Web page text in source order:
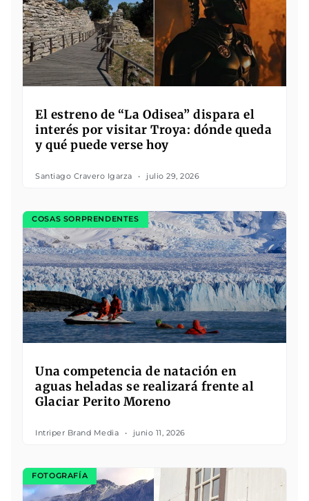
El estreno de “La Odisea” dispara el
interés por visitar Troya: dónde queda
y qué puede verse hoy
Santiago Cravero Igarza julio 29, 2026
COSAS SORPRENDENTES
Una competencia de natación en
aguas heladas se realizará frente al
Glaciar Perito Moreno
Intriper Brand Media junio 11, 2026
FOTOGRAFÍA